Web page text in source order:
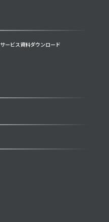
サービス資料ダウンロード